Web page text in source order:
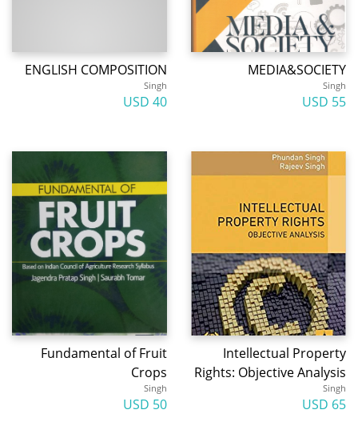
MEDIA&SOCIETY
Singh
55 USD
ENGLISH COMPOSITION
Singh
40 USD
Intellectual Property
Rights: Objective Analysis
Singh
65 USD
Fundamental of Fruit
Crops
Singh
50 USD